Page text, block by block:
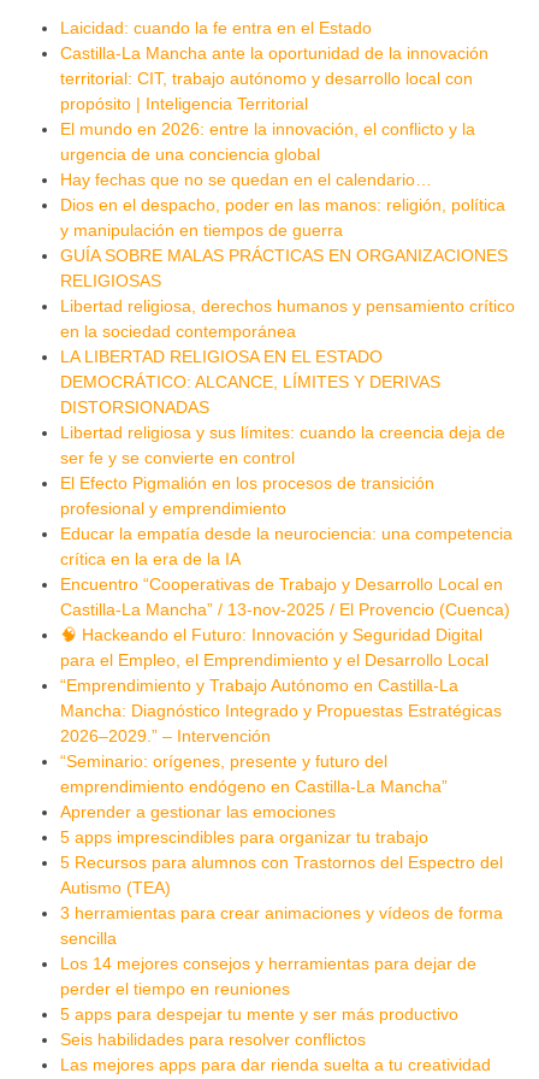
Laicidad: cuando la fe entra en el Estado
Castilla-La Mancha ante la oportunidad de la innovación
territorial: CIT, trabajo autónomo y desarrollo local con
propósito | Inteligencia Territorial
El mundo en 2026: entre la innovación, el conflicto y la
urgencia de una conciencia global
Hay fechas que no se quedan en el calendario…
Dios en el despacho, poder en las manos: religión, política
y manipulación en tiempos de guerra
GUÍA SOBRE MALAS PRÁCTICAS EN ORGANIZACIONES
RELIGIOSAS
Libertad religiosa, derechos humanos y pensamiento crítico
en la sociedad contemporánea
LA LIBERTAD RELIGIOSA EN EL ESTADO
DEMOCRÁTICO: ALCANCE, LÍMITES Y DERIVAS
DISTORSIONADAS
Libertad religiosa y sus límites: cuando la creencia deja de
ser fe y se convierte en control
El Efecto Pigmalión en los procesos de transición
profesional y emprendimiento
Educar la empatía desde la neurociencia: una competencia
crítica en la era de la IA
Encuentro “Cooperativas de Trabajo y Desarrollo Local en
Castilla-La Mancha” / 13-nov-2025 / El Provencio (Cuenca)
🧠 Hackeando el Futuro: Innovación y Seguridad Digital
para el Empleo, el Emprendimiento y el Desarrollo Local
“Emprendimiento y Trabajo Autónomo en Castilla-La
Mancha: Diagnóstico Integrado y Propuestas Estratégicas
2026–2029.” – Intervención
“Seminario: orígenes, presente y futuro del
emprendimiento endógeno en Castilla-La Mancha”
Aprender a gestionar las emociones
5 apps imprescindibles para organizar tu trabajo
5 Recursos para alumnos con Trastornos del Espectro del
Autismo (TEA)
3 herramientas para crear animaciones y vídeos de forma
sencilla
Los 14 mejores consejos y herramientas para dejar de
perder el tiempo en reuniones
5 apps para despejar tu mente y ser más productivo
Seis habilidades para resolver conflictos
Las mejores apps para dar rienda suelta a tu creatividad